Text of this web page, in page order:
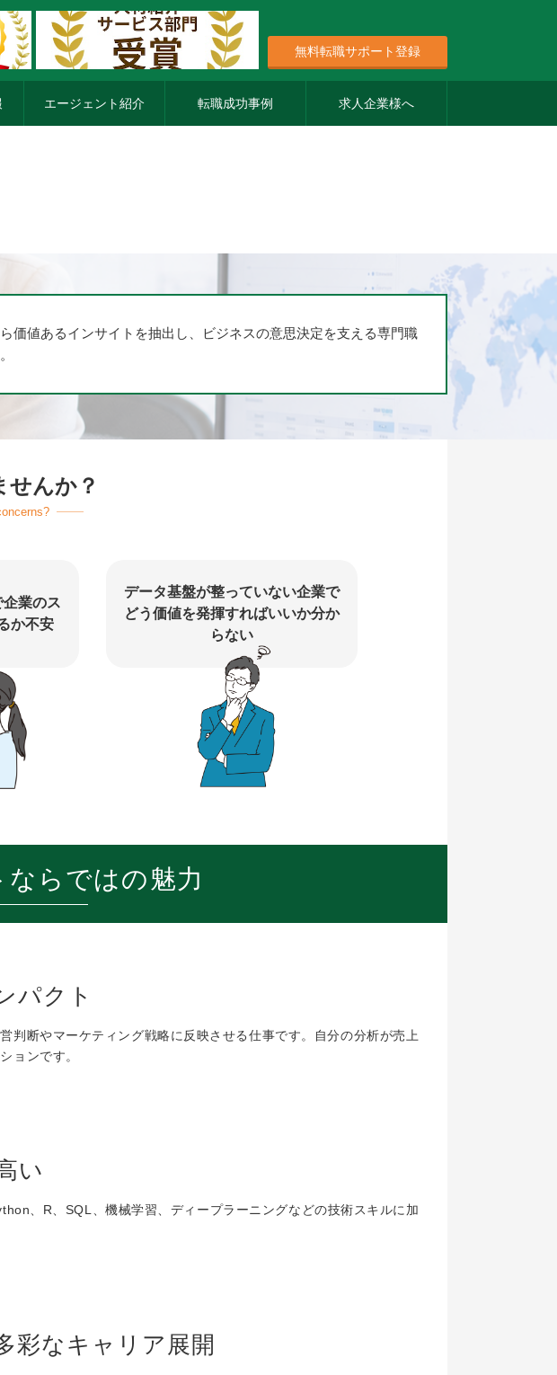
無料転職サポート登録
エージェント紹介 転職成功事例 求人企業様へ
価値あるインサイトを抽出し、ビジネスの意思決定を支える専門職
せんか？
業のス
か不安
データ基盤が整っていない企業で
どう価値を発揮すればいいか分か
らない
らではの魅力
パクト
判断やマーケティング戦略に反映させる仕事です。自分の分析が売上
ョンです。
い
、R、SQL、機械学習、ディープラーニングなどの技術スキルに加
彩なキャリア展開